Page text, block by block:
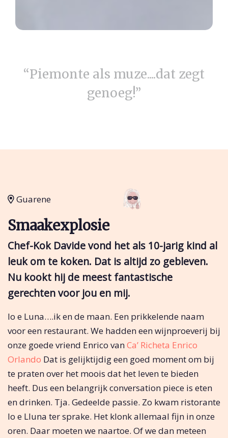
“Piemonte als muze....dat zegt
genoeg!”
Guarene
Smaakexplosie
Chef-Kok Davide vond het als 10-jarig kind al
leuk om te koken. Dat is altijd zo gebleven.
Nu kookt hij de meest fantastische
gerechten voor jou en mij.
Io e Luna….ik en de maan. Een prikkelende naam
voor een restaurant. We hadden een wijnproeverij bij
onze goede vriend Enrico vanCa’ Richeta Enrico
Orlando Dat is gelijktijdig een goed moment om bij
te praten over het moois dat het leven te bieden
heeft. Dus een belangrijk conversation piece is eten
en drinken. Tja. Gedeelde passie. Zo kwam ristorante
Io e Lluna ter sprake. Het klonk allemaal fijn in onze
oren. Daar moeten we naartoe. Of we dan meteen